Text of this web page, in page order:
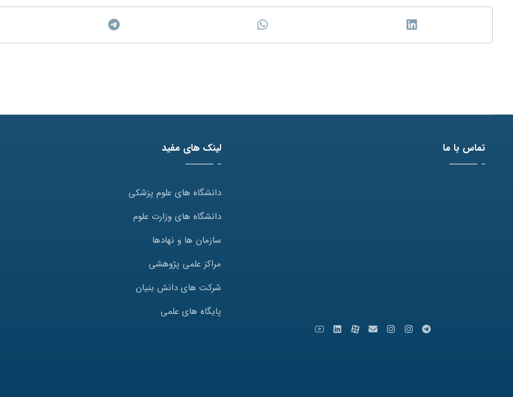
تماس با ما لینک های مفید
دانشگاه های علوم پزشکی
دانشگاه های وزارت علوم
سازمان ها و نهادها
مراکز علمی پژوهشی
شرکت های دانش بنیان
پایگاه های علمی